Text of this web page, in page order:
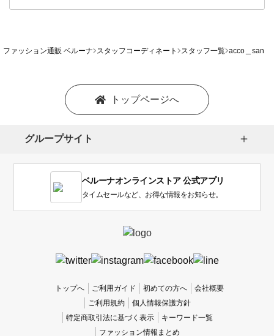
ファッション通販 ベルーナ スタッフコーディネート スタッフ一覧 acco＿san
トップページへ
グループサイト
ベルーナオンラインストア 公式アプリ
タイムセールなど、お得な情報をお知らせ。
トップへ ご利用ガイド 初めての方へ
会社概要
ご利用規約
個人情報保護方針
特定商取引法に基づく表示
キーワード一覧
ファッション情報まとめ